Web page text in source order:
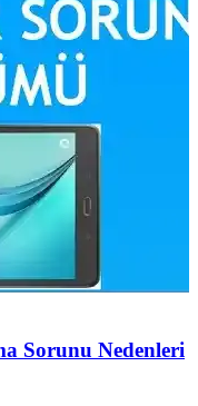
Sorunu Nedenleri